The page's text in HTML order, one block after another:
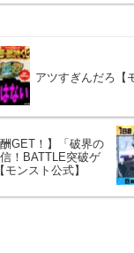
アツすぎんだろ【
GET！】「破界の
！BATTLE突破ゲ
ンスト公式】